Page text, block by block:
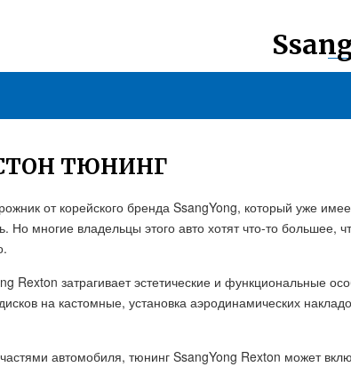
ТЮНИНГ
от корейского бренда SsangYong, который уже
Но многие владельцы этого авто хотят что-то большее,
Rexton затрагивает эстетические и функциональные
на кастомные, установка аэродинамических
автомобиля, тюнинг SsangYong Rexton может